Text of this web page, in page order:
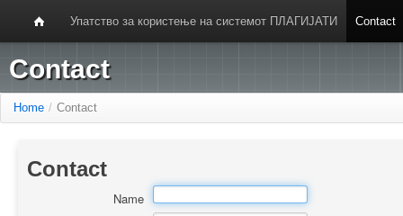
Упатство за користење на системот ПЛАГИЈАТИ Contact
Contact
Home / Contact
Contact
Name